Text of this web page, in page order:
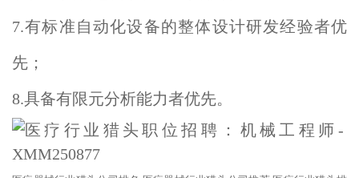
7.有标准自动化设备的整体设计研发经验者优
先；
8.具备有限元分析能力者优先。